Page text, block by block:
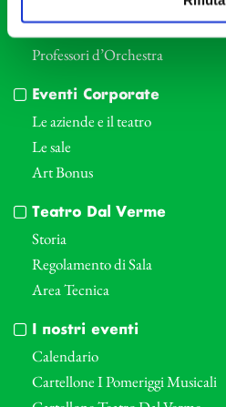
Direttore emerito
Professori d’Orchestra
Eventi Corporate
Le aziende e il teatro
Le sale
Art Bonus
Teatro Dal Verme
Storia
Regolamento di Sala
Area Tecnica
I nostri eventi
Calendario
Cartellone I Pomeriggi Musicali